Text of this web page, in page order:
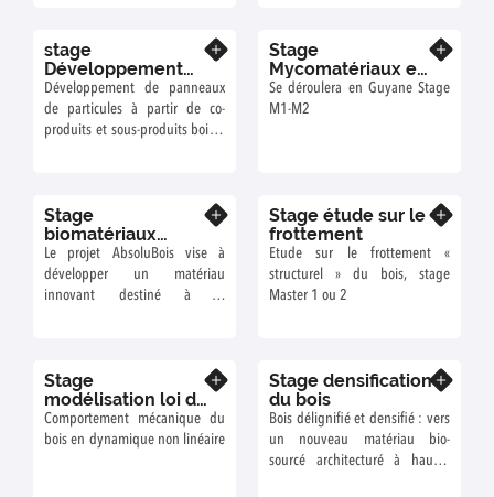
stage
Développement
de panneaux de
particules
Développement de panneaux
de particules à partir de co-
produits et sous-produits bois à
Stage
Mycomatériaux et
production de
matériel
Se déroulera en Guyane Stage
M1-M2
Stage
biomatériaux
biosourcés
Le projet AbsoluBois vise à
développer un matériau
innovant destiné à la
parkings légers, et voies
piétonnes.
Stage étude sur le
frottement
Etude sur le frottement «
structurel » du bois, stage
Master 1 ou 2
Stage
modélisation loi de
comportement
Comportement mécanique du
bois en dynamique non linéaire
Stage densification
du bois
Bois délignifié et densifié : vers
un nouveau matériau bio-
sourcé architecturé à hautes